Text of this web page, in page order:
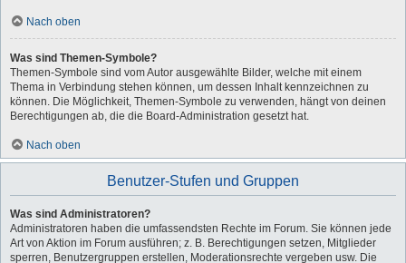
Nach oben
Was sind Themen-Symbole?
Themen-Symbole sind vom Autor ausgewählte Bilder, welche mit einem
Thema in Verbindung stehen können, um dessen Inhalt kennzeichnen zu
können. Die Möglichkeit, Themen-Symbole zu verwenden, hängt von deinen
Berechtigungen ab, die die Board-Administration gesetzt hat.
Nach oben
Benutzer-Stufen und Gruppen
Was sind Administratoren?
Administratoren haben die umfassendsten Rechte im Forum. Sie können jede
Art von Aktion im Forum ausführen; z. B. Berechtigungen setzen, Mitglieder
sperren, Benutzergruppen erstellen, Moderationsrechte vergeben usw. Die